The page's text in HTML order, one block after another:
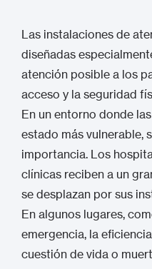
Las instalaciones de
diseñadas
atención posible a los
acceso y la seguridad
En un entorno donde
estado más vulnerable,
importancia. Los
clínicas reciben a un
se desplazan por sus
En algunos lugares,
emergencia, la
cuestión de vida o